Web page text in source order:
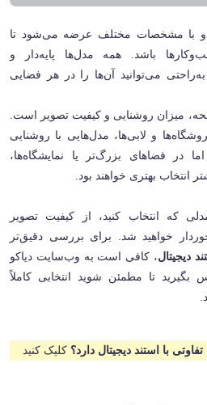
و با مشخصات مختلف عرضه می‌شود تا
باشد. همه مدل‌ها پایه‌دار و
به‌راحتی می‌توانید آن‌ها را در هر فضایی
میزان روشنایی و کیفیت تصویر است.
و لابی‌ها، مدل‌هایی با روشنایی
در فضاهای بزرگ‌تر یا نمایشگاه‌ها،
انتخاب بهتری خواهند بود
که انتخاب کنید، از کیفیت تصویر
خواهید شد. برای بررسی دقیق‌تر
دیجیتال، کافی است به وب‌سایت دیاکو
بگیرید تا مطمئن شوید انتخابی کاملاً
با استند دیجیتال دارد؟ کلیک کنید